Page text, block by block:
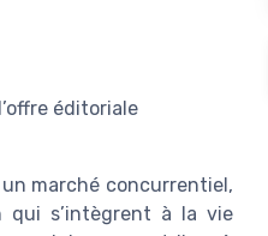
éditoriale
marché concurrentiel,
qui s’intègrent à la vie